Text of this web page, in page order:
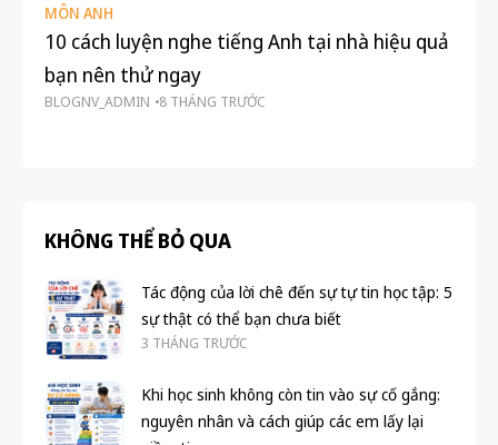
MÔN ANH
10 cách luyện nghe tiếng Anh tại nhà hiệu quả
bạn nên thử ngay
BLOGNV_ADMIN 8 THÁNG TRƯỚC
KHÔNG THỂ BỎ QUA
Tác động của lời chê đến sự tự tin học tập: 5
sự thật có thể bạn chưa biết
3 THÁNG TRƯỚC
Khi học sinh không còn tin vào sự cố gắng:
nguyên nhân và cách giúp các em lấy lại